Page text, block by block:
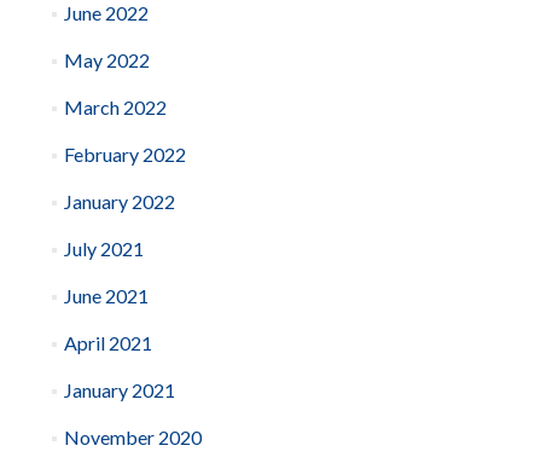
June 2022
May 2022
March 2022
February 2022
January 2022
July 2021
June 2021
April 2021
January 2021
November 2020